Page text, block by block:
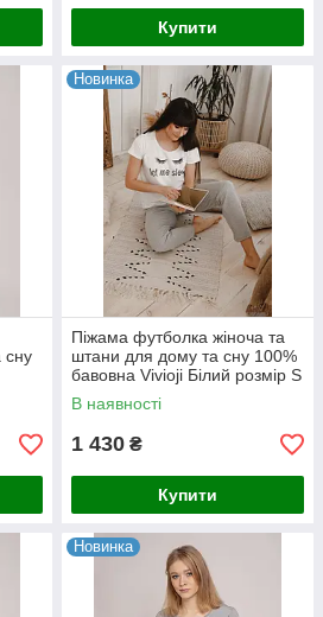
Купити
сну
Новинка
Піжама футболка жіноча та
штани для дому та сну 100%
бавовна Vivioji Білий розмір S
(12304)
В наявності
1 430 ₴
Купити
Новинка